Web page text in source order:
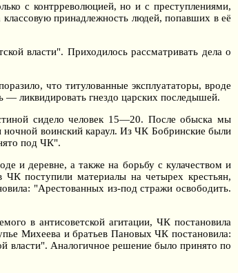
с контрреволюцией, но и с преступлениями,
принадлежность людей, попавших в её
власти". Приходилось рассматривать дела о
что титулованные эксплуататоры, вроде
ликвидировать гнездо царских последышей.
сидело человек 15—20. После обыска мы
воинский караул. Из ЧК Бобринские были
под ЧК".
и деревне, а также на борьбу с кулачеством и
ЧК поступили материалы на четырех крестьян,
"Арестованных из-под стражи освободить.
в антисоветской агитации, ЧК постановила
Михеева и братьев Пановых ЧК постановила:
власти". Аналогичное решение было принято по